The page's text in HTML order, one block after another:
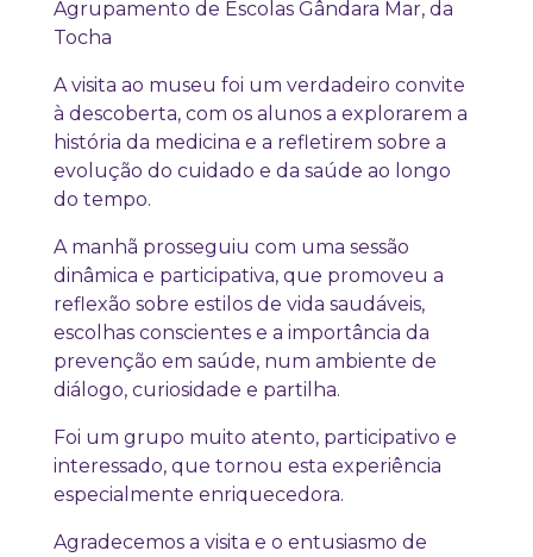
Agrupamento de Escolas Gândara Mar, da
Tocha
A visita ao museu foi um verdadeiro convite
à descoberta, com os alunos a explorarem a
história da medicina e a refletirem sobre a
evolução do cuidado e da saúde ao longo
do tempo.
A manhã prosseguiu com uma sessão
dinâmica e participativa, que promoveu a
reflexão sobre estilos de vida saudáveis,
escolhas conscientes e a importância da
prevenção em saúde, num ambiente de
diálogo, curiosidade e partilha.
Foi um grupo muito atento, participativo e
interessado, que tornou esta experiência
especialmente enriquecedora.
Agradecemos a visita e o entusiasmo de